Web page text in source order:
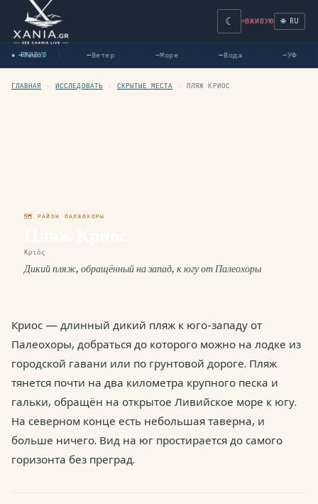
☾ ВЖИВУЮ 🌐 RU
● ВЖИВУЮ
—Темп. —Ветер —Море —Вода —УФ
ГЛАВНАЯ › ИССЛЕДОВАТЬ › СКРЫТЫЕ МЕСТА › ПЛЯЖ КРИОС
🗺 РАЙОН ПАЛЕОХОРЫ
Κριός
Дикий пляж, обращённый на запад, к югу от Палеохоры
Криос — длинный дикий пляж к юго-западу от
Палеохоры, добраться до которого можно на лодке из
городской гавани или по грунтовой дороге. Пляж
тянется почти на два километра крупного песка и
гальки, обращён на открытое Ливийское море к югу.
На северном конце есть небольшая таверна, и
больше ничего. Вид на юг простирается до самого
горизонта без преград.